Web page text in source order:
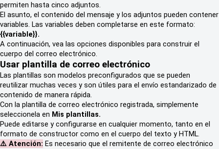
permiten hasta cinco adjuntos.
El asunto, el contenido del mensaje y los adjuntos pueden contener
variables. Las variables deben completarse en este formato:
{{variable}}.
A continuación, vea las opciones disponibles para construir el
cuerpo del correo electrónico.
Usar plantilla de correo electrónico
Las plantillas son modelos preconfigurados que se pueden
reutilizar muchas veces y son útiles para el envío estandarizado de
contenido de manera rápida.
Con la plantilla de correo electrónico registrada, simplemente
seleccionela en Mis plantillas.
Puede editarse y configurarse en cualquier momento, tanto en el
formato de constructor como en el cuerpo del texto y HTML.
⚠️ Atención: Es necesario que el remitente de correo electrónico